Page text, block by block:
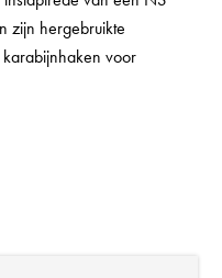
zijn hergebruikte
voor